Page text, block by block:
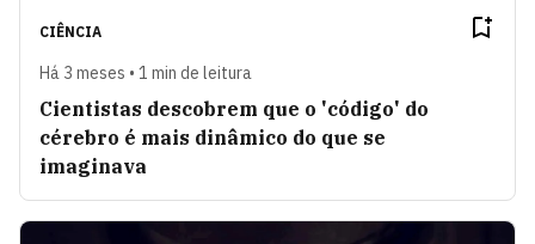
CIÊNCIA
Há 3 meses • 1 min de leitura
Cientistas descobrem que o 'código' do
cérebro é mais dinâmico do que se
imaginava